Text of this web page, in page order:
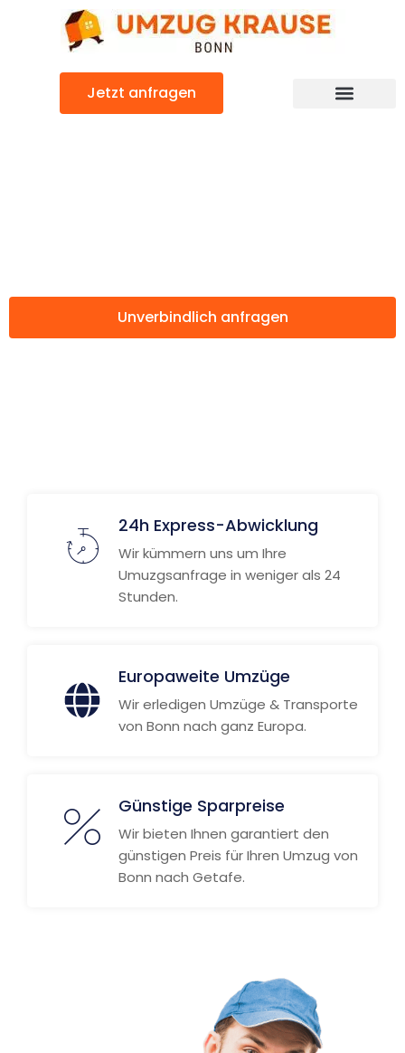
Jetzt anfragen
Unverbindlich anfragen
24h Express-Abwicklung
Wir kümmern uns um Ihre
Umuzgsanfrage in weniger als 24
Stunden.
Europaweite Umzüge
Wir erledigen Umzüge & Transporte
von Bonn nach ganz Europa.
Günstige Sparpreise
Wir bieten Ihnen garantiert den
günstigen Preis für Ihren Umzug von
Bonn nach Getafe.